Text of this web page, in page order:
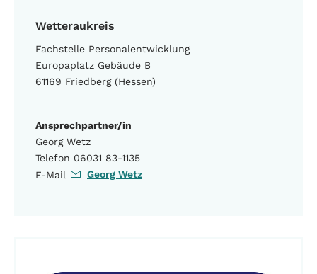
Wetteraukreis
Fachstelle Personalentwicklung
Europaplatz Gebäude B
61169 Friedberg (Hessen)
Ansprechpartner/in
Georg Wetz
Telefon 06031 83-1135
E-Mail
Georg Wetz